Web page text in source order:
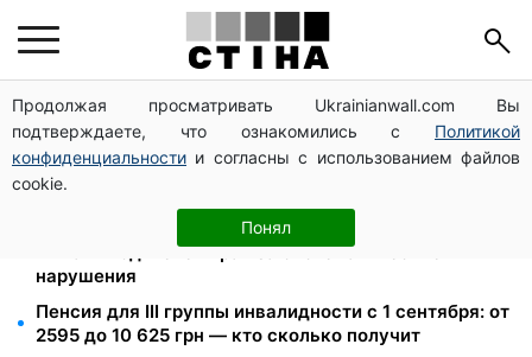
Продолжая просматривать Ukrainianwall.com Вы
подтверждаете, что ознакомились с Политикой
конфиденциальности и согласны с использованием файлов
cookie.
Понял
120 000 грн на авто: компенсацию для ветеранов
хотят распространить на III группу инвалидности
Освобожденные из плена бесплатно восстановят
водительское удостоверение: условия от МВД
26 000 подписей — Зеленский поручил СНБО
лишать водителей прав за систематические
нарушения
Пенсия для III группы инвалидности с 1 сентября: от
2595 до 10 625 грн — кто сколько получит